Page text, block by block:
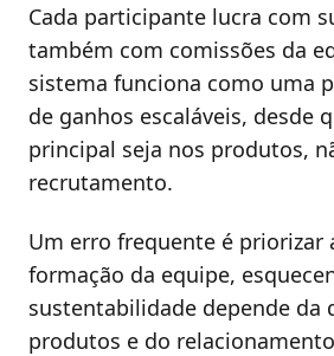
Cada participante lucra com
também com comissões da
sistema funciona como uma
de ganhos escaláveis, desde
principal seja nos produtos,
recrutamento.
Um erro frequente é priorizar
formação da equipe,
sustentabilidade depende da
produtos e do